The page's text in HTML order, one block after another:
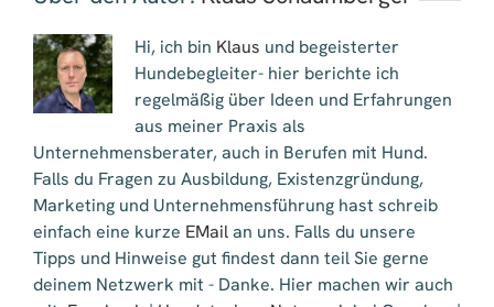
Hi, ich bin Klaus und begeisterter
Hundebegleiter- hier berichte ich
regelmäßig über Ideen und Erfahrungen
aus meiner Praxis als
Unternehmensberater, auch in Berufen mit Hund.
Falls du Fragen zu Ausbildung, Existenzgründung,
Marketing und Unternehmensführung hast schreib
einfach eine kurze EMailan uns. Falls du unsere
Tipps und Hinweise gut findest dann teil Sie gerne
deinem Netzwerk mit - Danke. Hier machen wir auch